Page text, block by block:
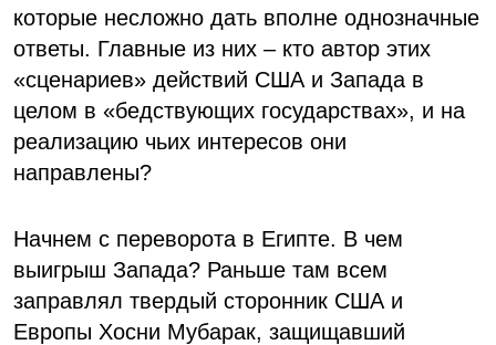
которые несложно дать вполне однозначные
ответы. Главные из них – кто автор этих
«сценариев» действий США и Запада в
целом в «бедствующих государствах», и на
реализацию чьих интересов они
направлены?
Начнем с переворота в Египте. В чем
выигрыш Запада? Раньше там всем
заправлял твердый сторонник США и
Европы Хосни Мубарак, защищавший